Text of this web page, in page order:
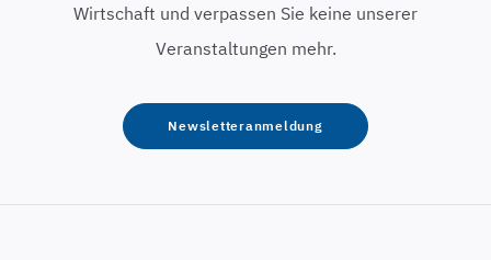
Wirtschaft und verpassen Sie keine unserer
Veranstaltungen mehr.
Newsletteranmeldung